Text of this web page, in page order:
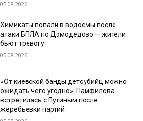
05.08.2026
Химикаты попали в водоемы после
атаки БПЛА по Домодедово — жители
бьют тревогу
05.08.2026
«От киевской банды детоубийц можно
ожидать чего угодно». Памфилова
встретилась с Путиным после
жеребьевки партий